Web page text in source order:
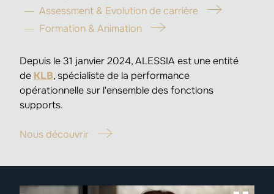
Assessment & Evolution de carrière
Formation & Animation
Depuis le 31 janvier 2024, ALESSIA est une entité
de KLB, spécialiste de la performance
opérationnelle sur l'ensemble des fonctions
supports.
Nous découvrir